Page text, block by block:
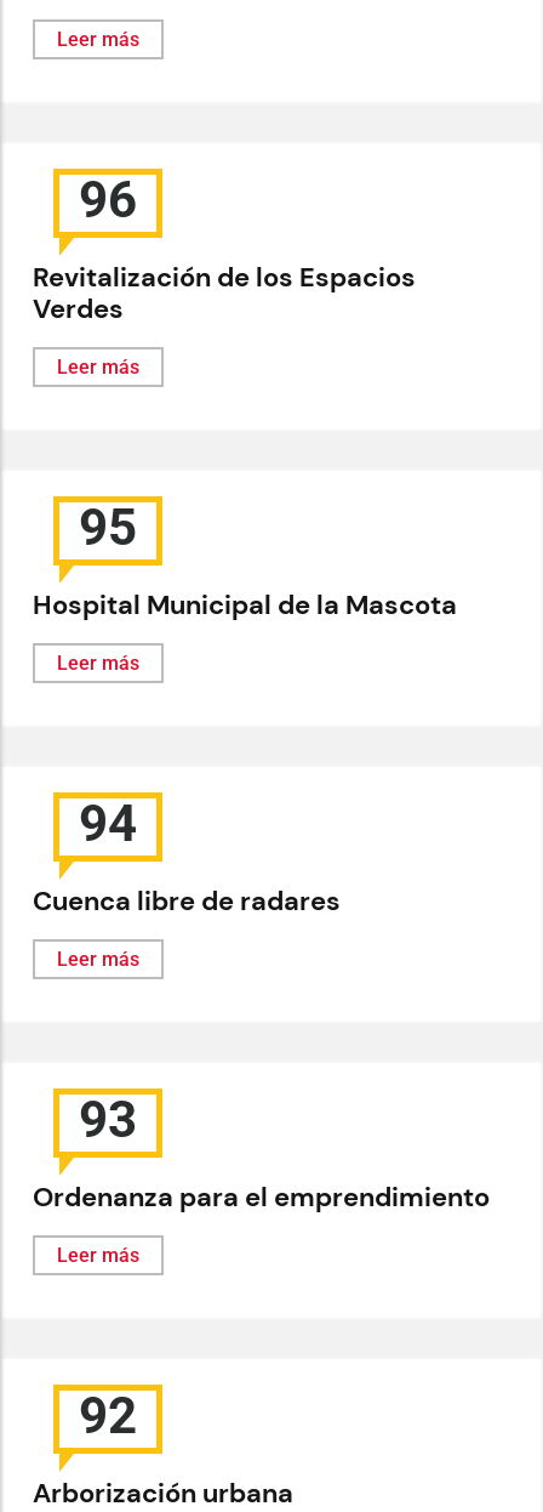
Leer más
96
Revitalización de los Espacios
Verdes
Leer más
95
Hospital Municipal de la Mascota
Leer más
94
Cuenca libre de radares
Leer más
93
Ordenanza para el emprendimiento
Leer más
92
Arborización urbana